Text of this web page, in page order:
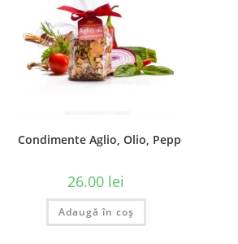
Condimente Aglio, Olio, Pepperoncino,
26.00 lei
Adaugă în coș